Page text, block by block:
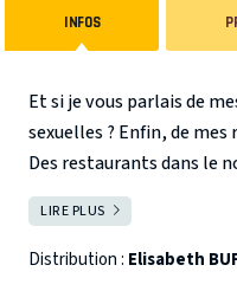
INFOS
Et si je vous parlais de
sexuelles ? Enfin, de
Des restaurants dans le
échangistes aux
par des expériences
sentimentaux. Pour qu’on
LIRE PLUS
Distribution : Elisabeth